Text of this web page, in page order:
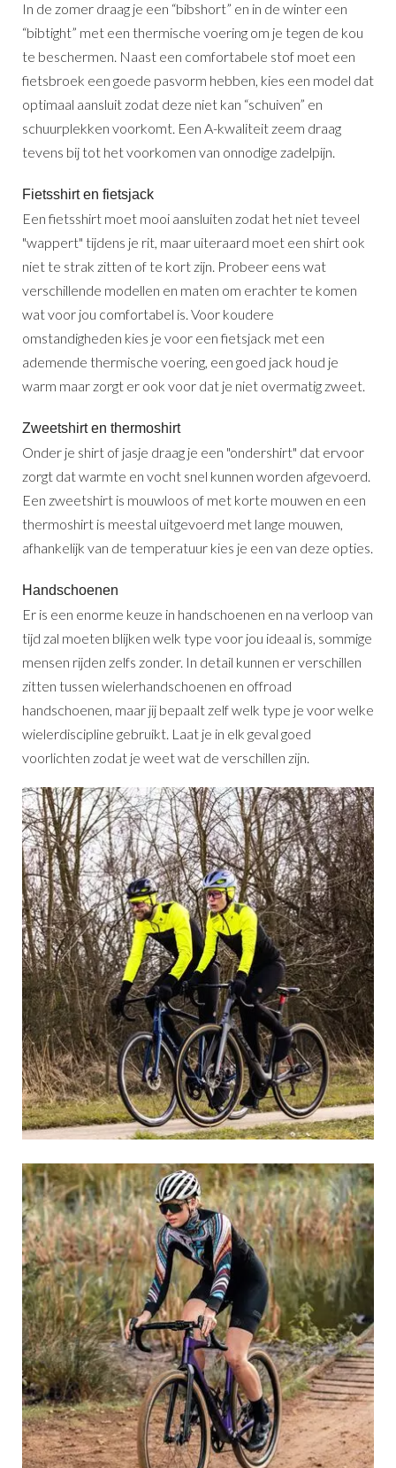
In de zomer draag je een “bibshort” en in de winter een
“bibtight” met een thermische voering om je tegen de kou
te beschermen. Naast een comfortabele stof moet een
fietsbroek een goede pasvorm hebben, kies een model dat
optimaal aansluit zodat deze niet kan “schuiven” en
schuurplekken voorkomt. Een A-kwaliteit zeem draag
tevens bij tot het voorkomen van onnodige zadelpijn.
Fietsshirt en fietsjack
Een fietsshirt moet mooi aansluiten zodat het niet teveel
"wappert" tijdens je rit, maar uiteraard moet een shirt ook
niet te strak zitten of te kort zijn. Probeer eens wat
verschillende modellen en maten om erachter te komen
wat voor jou comfortabel is. Voor koudere
omstandigheden kies je voor een fietsjack met een
ademende thermische voering, een goed jack houd je
warm maar zorgt er ook voor dat je niet overmatig zweet.
Zweetshirt en thermoshirt
Onder je shirt of jasje draag je een "ondershirt" dat ervoor
zorgt dat warmte en vocht snel kunnen worden afgevoerd.
Een zweetshirt is mouwloos of met korte mouwen en een
thermoshirt is meestal uitgevoerd met lange mouwen,
afhankelijk van de temperatuur kies je een van deze opties.
Handschoenen
Er is een enorme keuze in handschoenen en na verloop van
tijd zal moeten blijken welk type voor jou ideaal is, sommige
mensen rijden zelfs zonder. In detail kunnen er verschillen
zitten tussen wielerhandschoenen en offroad
handschoenen, maar jij bepaalt zelf welk type je voor welke
wielerdiscipline gebruikt. Laat je in elk geval goed
voorlichten zodat je weet wat de verschillen zijn.